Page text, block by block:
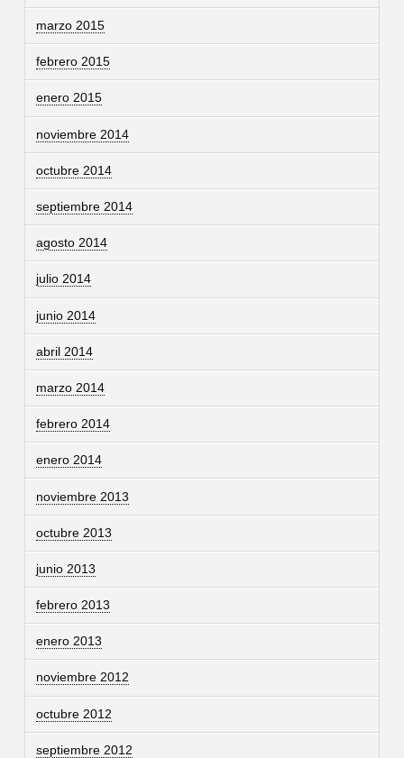
marzo 2015
febrero 2015
enero 2015
noviembre 2014
octubre 2014
septiembre 2014
agosto 2014
julio 2014
junio 2014
abril 2014
marzo 2014
febrero 2014
enero 2014
noviembre 2013
octubre 2013
junio 2013
febrero 2013
enero 2013
noviembre 2012
octubre 2012
septiembre 2012